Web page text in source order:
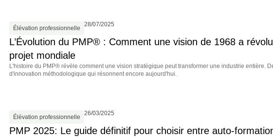
Élévation professionnelle
28/07/2025
L’Évolution du PMP® : Comment une vision de 1968 a
projet mondiale
L'histoire du PMP® révèle comment une vision stratégique peut transformer une industrie entière.
d'innovation méthodologique qui résonnent encore aujourd'hui.
Élévation professionnelle
26/03/2025
PMP 2025: Le guide définitif pour choisir entre auto-